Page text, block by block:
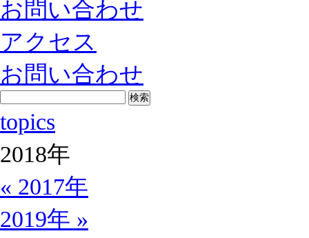
お問い合わせ
アクセス
お問い合わせ
topics
2018年
« 2017年
2019年 »